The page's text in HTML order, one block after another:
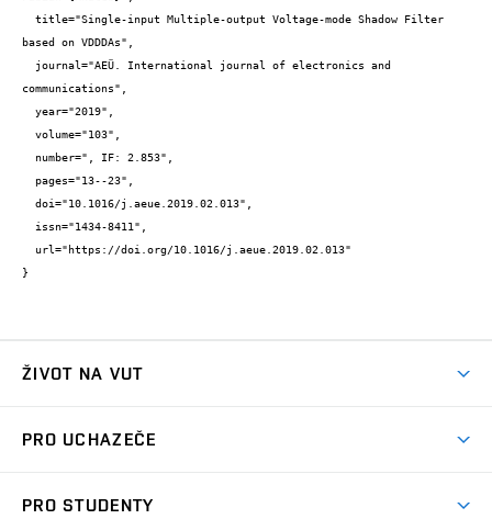
based on VDDDAs",
communications",
}
ŽIVOT NA VUT
Koleje
PRO UCHAZEČE
PRO STUDENTY